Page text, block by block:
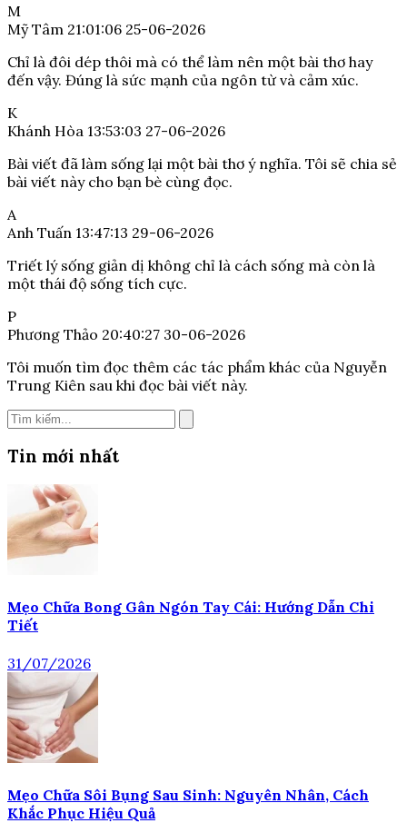
M
Mỹ Tâm 21:01:06 25-06-2026
Chỉ là đôi dép thôi mà có thể làm nên một bài thơ hay
đến vậy. Đúng là sức mạnh của ngôn từ và cảm xúc.
K
Khánh Hòa 13:53:03 27-06-2026
Bài viết đã làm sống lại một bài thơ ý nghĩa. Tôi sẽ chia sẻ
bài viết này cho bạn bè cùng đọc.
A
Anh Tuấn 13:47:13 29-06-2026
Triết lý sống giản dị không chỉ là cách sống mà còn là
một thái độ sống tích cực.
P
Phương Thảo 20:40:27 30-06-2026
Tôi muốn tìm đọc thêm các tác phẩm khác của Nguyễn
Trung Kiên sau khi đọc bài viết này.
Tin mới nhất
Mẹo Chữa Bong Gân Ngón Tay Cái: Hướng Dẫn Chi
Tiết
31/07/2026
Mẹo Chữa Sôi Bụng Sau Sinh: Nguyên Nhân, Cách
Khắc Phục Hiệu Quả